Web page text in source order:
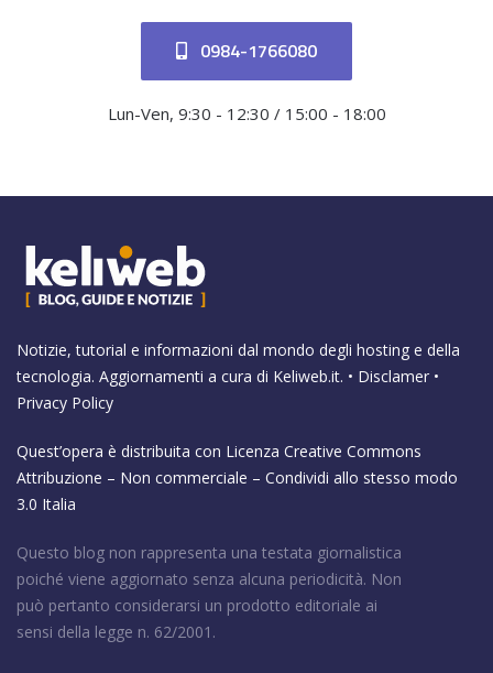
0984-1766080
Lun-Ven, 9:30 - 12:30 / 15:00 - 18:00
Notizie, tutorial e informazioni dal mondo degli hosting e della
tecnologia. Aggiornamenti a cura di Keliweb.it. • Disclamer •
Privacy Policy
Quest’opera è distribuita con Licenza Creative Commons
Attribuzione – Non commerciale – Condividi allo stesso modo
3.0 Italia
Questo blog non rappresenta una testata giornalistica
poiché viene aggiornato senza alcuna periodicità. Non
può pertanto considerarsi un prodotto editoriale ai
sensi della legge n. 62/2001.